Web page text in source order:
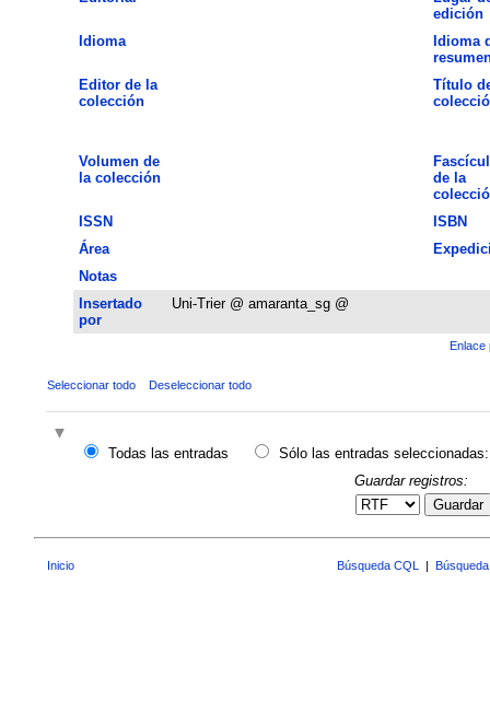
edición
Idioma
Idioma
Editor de la
colección
Título
Volumen de
la colección
de la
ISSN
ISBN
Área
Notas
Insertado
por
Uni-Trier @ amaranta_sg @
Enlace
Seleccionar todo Deseleccionar todo
Todas las entradas
Sólo las entradas seleccionadas:
Guardar registros:
Guardar
Inicio Búsqueda CQL